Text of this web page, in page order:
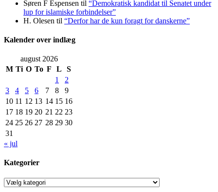
Søren F Espensen til “Demokratisk kandidat til Senatet under
lup for islamiske forbindelser”
H. Olesen til “Derfor har de kun foragt for danskerne”
Kalender over indlæg
august 2026
M Ti O To F L
S
1
2
3
4 5 6 7 8
9
10 11 12 13 14 15 16
17 18 19 20 21 22 23
24 25 26 27 28 29 30
31
« jul
Kategorier
Kategorier